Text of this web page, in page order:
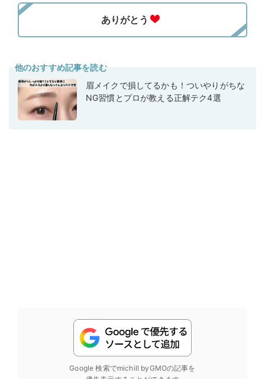
他のおすすめ記事を読む
眉メイクで損してるかも！ついやりがちな
NG習慣とプロが教える正解テク4選
Google 検索でmichill byGMOの記事を